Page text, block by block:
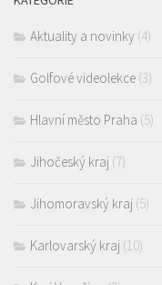
Aktuality a novinky (4)
Golfové videolekce (3)
Hlavní město Praha (5)
Jihočeský kraj (7)
Jihomoravský kraj (5)
Karlovarský kraj (10)